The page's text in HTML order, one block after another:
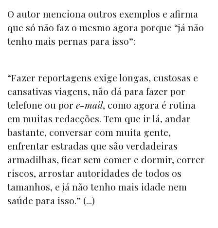
O autor menciona outros exemplos e afirma
que só não faz o mesmo agora porque “já não
tenho mais pernas para isso”:
“Fazer reportagens exige longas, custosas e
cansativas viagens, não dá para fazer por
telefone ou por e-mail, como agora é rotina
em muitas redacções. Tem que ir lá, andar
bastante, conversar com muita gente,
enfrentar estradas que são verdadeiras
armadilhas, ficar sem comer e dormir, correr
riscos, arrostar autoridades de todos os
tamanhos, e já não tenho mais idade nem
saúde para isso.” (...)